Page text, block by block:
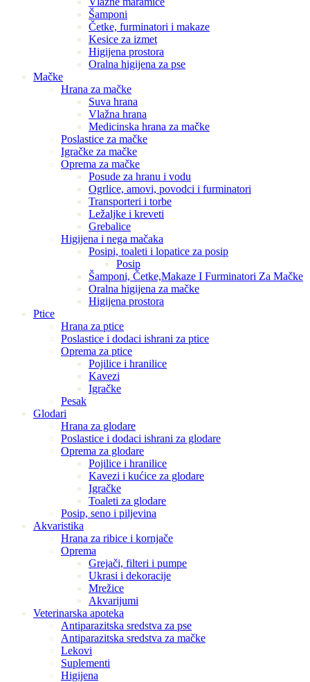
Šamponi
Četke, furminatori i makaze
Kesice za izmet
Higijena prostora
Oralna higijena za pse
Mačke
Hrana za mačke
Suva hrana
Vlažna hrana
Medicinska hrana za mačke
Poslastice za mačke
Igračke za mačke
Oprema za mačke
Posude za hranu i vodu
Ogrlice, amovi, povodci i furminatori
Transporteri i torbe
Ležaljke i kreveti
Grebalice
Higijena i nega mačaka
Posipi, toaleti i lopatice za posip
Posip
Šamponi, Četke,Makaze I Furminatori Za Mačke
Oralna higijena za mačke
Higijena prostora
Ptice
Hrana za ptice
Poslastice i dodaci ishrani za ptice
Oprema za ptice
Pojilice i hranilice
Kavezi
Igračke
Pesak
Glodari
Hrana za glodare
Poslastice i dodaci ishrani za glodare
Oprema za glodare
Pojilice i hranilice
Kavezi i kućice za glodare
Igračke
Toaleti za glodare
Posip, seno i piljevina
Akvaristika
Hrana za ribice i kornjače
Oprema
Grejači, filteri i pumpe
Ukrasi i dekoracije
Mrežice
Akvarijumi
Veterinarska apoteka
Antiparazitska sredstva za pse
Antiparazitska sredstva za mačke
Lekovi
Suplementi
Higijena